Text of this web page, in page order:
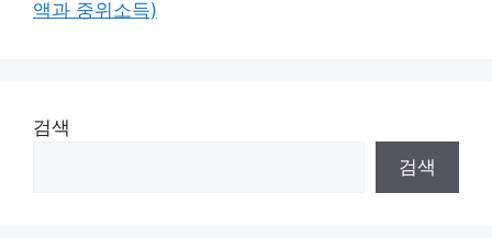
액과 중위소득)
검색
검색